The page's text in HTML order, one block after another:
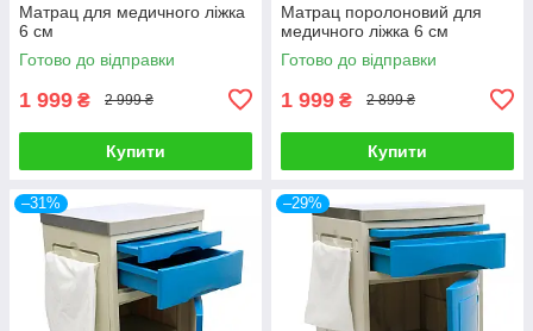
Матрац для медичного ліжка
6 см
Готово до відправки
1 999 ₴ 2 999 ₴
Купити
Матрац поролоновий для
медичного ліжка 6 см
Готово до відправки
1 999 ₴ 2 899 ₴
Купити
–31% –29%